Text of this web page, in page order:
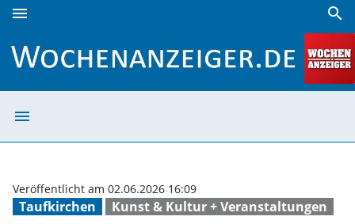
menu search
menu
Taufkirchen Kunst & Kultur + Veranstaltungen
Veröffentlicht am 02.06.2026 16:09